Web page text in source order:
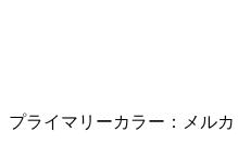
プライマリーカラー：メル